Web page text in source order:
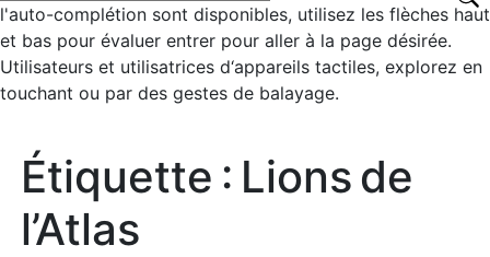
:l'auto-complétion sont disponibles, utilisez les flèches haut
et bas pour évaluer entrer pour aller à la page désirée.
Utilisateurs et utilisatrices d‘appareils tactiles, explorez en
touchant ou par des gestes de balayage.
Étiquette : Lions de
l’Atlas